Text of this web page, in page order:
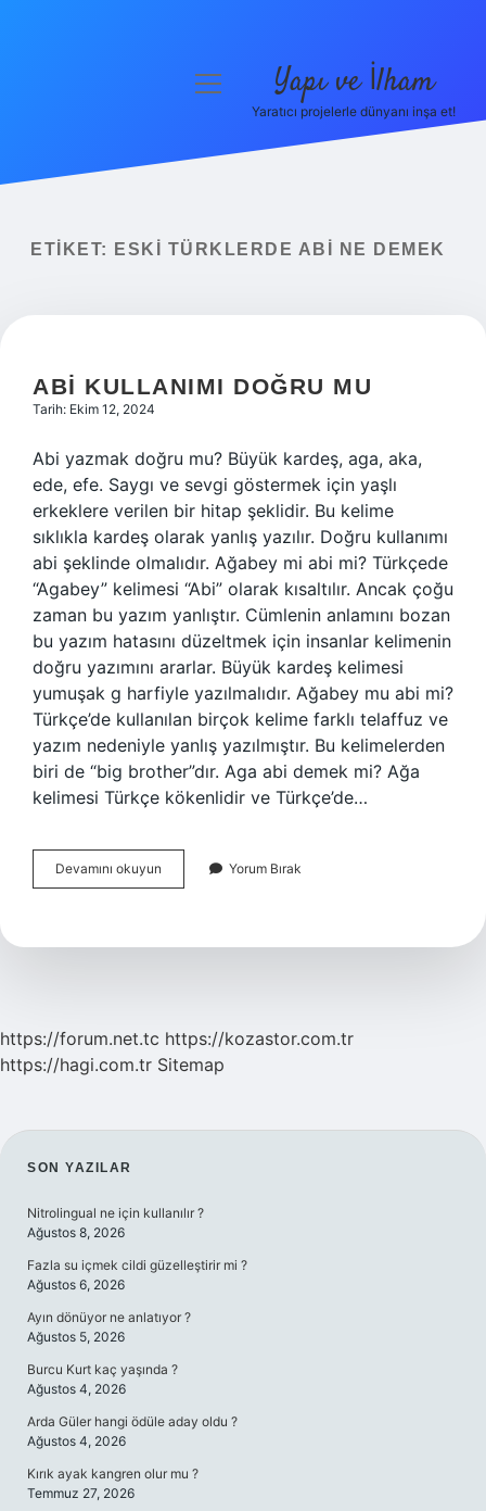
Yasal Uyarı
menüyü
Yapı ve İlham
Yaratıcı projelerle dünyanı inşa et!
ETIKET: ESKI TÜRKLERDE ABI NE DEMEK
ABI KULLANIMI DOĞRU MU
Tarih: Ekim 12, 2024
Abi yazmak doğru mu? Büyük kardeş, aga, aka,
ede, efe. Saygı ve sevgi göstermek için yaşlı
erkeklere verilen bir hitap şeklidir. Bu kelime
sıklıkla kardeş olarak yanlış yazılır. Doğru kullanımı
abi şeklinde olmalıdır. Ağabey mi abi mi? Türkçede
“Agabey” kelimesi “Abi” olarak kısaltılır. Ancak çoğu
zaman bu yazım yanlıştır. Cümlenin anlamını bozan
bu yazım hatasını düzeltmek için insanlar kelimenin
doğru yazımını ararlar. Büyük kardeş kelimesi
yumuşak g harfiyle yazılmalıdır. Ağabey mu abi mi?
Türkçe’de kullanılan birçok kelime farklı telaffuz ve
yazım nedeniyle yanlış yazılmıştır. Bu kelimelerden
biri de “big brother”dır. Aga abi demek mi? Ağa
kelimesi Türkçe kökenlidir ve Türkçe’de…
Devamını okuyun
Kullanımı
Yorum Bırak
https://forum.net.tc https://kozastor.com.tr
https://hagi.com.tr Sitemap
SIDEBAR
SON YAZILAR
Nitrolingual ne için kullanılır ?
Ağustos 8, 2026
Fazla su içmek cildi güzelleştirir mi ?
Ağustos 6, 2026
Ayın dönüyor ne anlatıyor ?
Ağustos 5, 2026
Burcu Kurt kaç yaşında ?
Ağustos 4, 2026
Arda Güler hangi ödüle aday oldu ?
Ağustos 4, 2026
Kırık ayak kangren olur mu ?
Temmuz 27, 2026